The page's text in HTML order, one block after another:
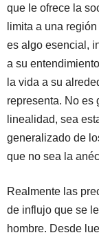
que le ofrece la
limita a una
es algo esencial,
a su
la vida a su
representa. No es
linealidad, sea
generalizado de
que no sea la
Realmente las
de influjo que se
hombre. Desde